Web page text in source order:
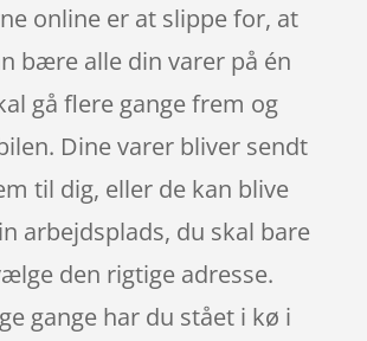
online er at slippe for, at
bære alle din varer på én
gå flere gange frem og
Dine varer bliver sendt
til dig, eller de kan blive
arbejdsplads, du skal bare
den rigtige adresse.
gange har du stået i kø i